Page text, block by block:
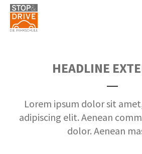
HEADLINE
Lorem ipsum dolor sit
adipiscing elit. Aenean
dolor. Aenean